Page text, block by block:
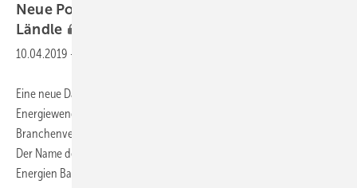
Neue Politikplattform für Ökoenergien im
Ländle
10.04.2019 -
Eine neue Dachorganisation soll in Baden-Württemberg die
Energiewende vorantreiben. Dazu haben sich sieben
Branchenverbände und Organisationen Mitte März zusammengetan.
Der Name des Zusammenschlusses lautet „Plattform Erneuerbare
Energien Baden-Württemberg“.